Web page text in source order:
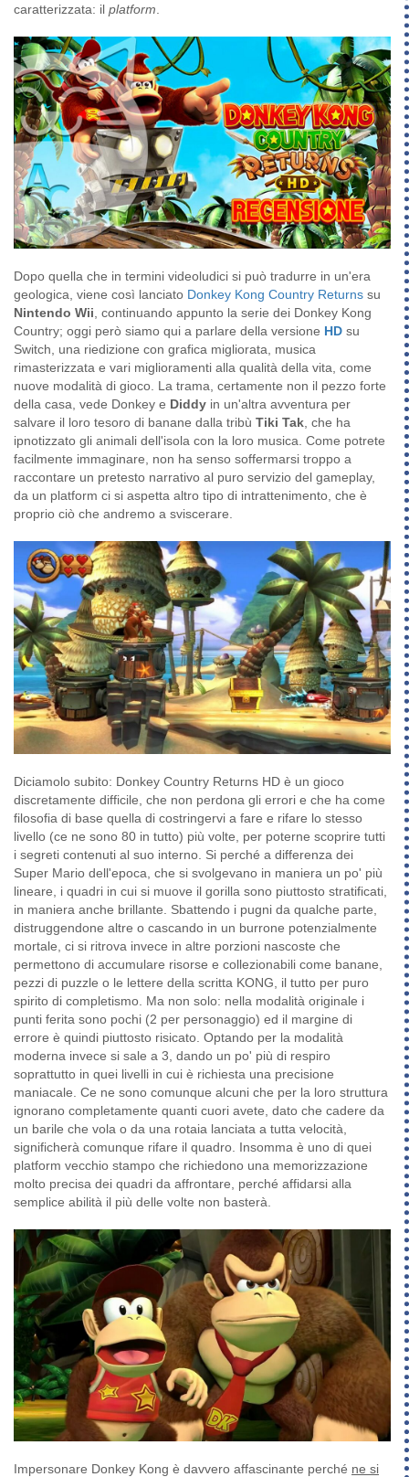
caratterizzata: il platform.
Dopo quella che in termini videoludici si può tradurre in un'era
geologica, viene così lanciato Donkey Kong Country Returns su
Nintendo Wii, continuando appunto la serie dei Donkey Kong
Country; oggi però siamo qui a parlare della versione HD su
Switch, una riedizione con grafica migliorata, musica
rimasterizzata e vari miglioramenti alla qualità della vita, come
nuove modalità di gioco. La trama, certamente non il pezzo forte
della casa, vede Donkey e Diddy in un'altra avventura per
salvare il loro tesoro di banane dalla tribù Tiki Tak, che ha
ipnotizzato gli animali dell'isola con la loro musica. Come potrete
facilmente immaginare, non ha senso soffermarsi troppo a
raccontare un pretesto narrativo al puro servizio del gameplay,
da un platform ci si aspetta altro tipo di intrattenimento, che è
proprio ciò che andremo a sviscerare.
Diciamolo subito: Donkey Country Returns HD è un gioco
discretamente difficile, che non perdona gli errori e che ha come
filosofia di base quella di costringervi a fare e rifare lo stesso
livello (ce ne sono 80 in tutto) più volte, per poterne scoprire tutti
i segreti contenuti al suo interno. Si perché a differenza dei
Super Mario dell'epoca, che si svolgevano in maniera un po' più
lineare, i quadri in cui si muove il gorilla sono piuttosto stratificati,
in maniera anche brillante. Sbattendo i pugni da qualche parte,
distruggendone altre o cascando in un burrone potenzialmente
mortale, ci si ritrova invece in altre porzioni nascoste che
permettono di accumulare risorse e collezionabili come banane,
pezzi di puzzle o le lettere della scritta KONG, il tutto per puro
spirito di completismo. Ma non solo: nella modalità originale i
punti ferita sono pochi (2 per personaggio) ed il margine di
errore è quindi piuttosto risicato. Optando per la modalità
moderna invece si sale a 3, dando un po' più di respiro
soprattutto in quei livelli in cui è richiesta una precisione
maniacale. Ce ne sono comunque alcuni che per la loro struttura
ignorano completamente quanti cuori avete, dato che cadere da
un barile che vola o da una rotaia lanciata a tutta velocità,
significherà comunque rifare il quadro. Insomma è uno di quei
platform vecchio stampo che richiedono una memorizzazione
molto precisa dei quadri da affrontare, perché affidarsi alla
semplice abilità il più delle volte non basterà.
Impersonare Donkey Kong è davvero affascinante perché ne si